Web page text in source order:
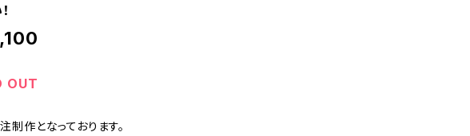
OUT
制作となっております。